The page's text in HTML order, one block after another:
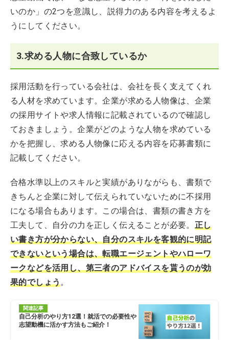
いのか」の2つを意識し、説得力のある内容を考えるよ
うにしてください。
3.求める人物に合致しているか
採用活動を行っている会社は、会社を長く支えてくれ
る人材を求めています。企業が求める人物像は、企業
の採用サイトや求人情報に記載されているので確認し
ておきましょう。企業がどのような人物を求めている
かを把握し、求める人物像に応える内容を応募書類に
記載してください。
合格水準以上のスキルと実績がありながらも、書類で
きちんと企業に対して伝えられていないために不採用
になる場合もあります。この場合は、書類の書き方を
工夫して、自分の力を正しく伝えることが必要。 正し
い書き方が分からない、自分のスキルを客観的に明記
できないという場合は、転職エージェントやハローワ
ークなどを活用し、第三者のアドバイスを貰うのが効
果的でしょう。
関連記事
自己分析のやり方12選！就活での必要性や
志望動機に活かす方法もご紹介！